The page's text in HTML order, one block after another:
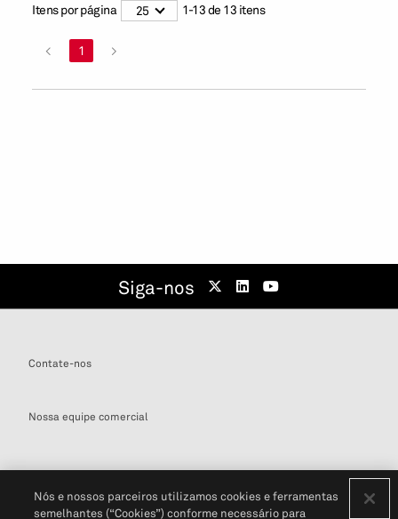
Itens por página 25 1-13de 13 itens
< 1 >
Siga-nos
Contate-nos
Nossa equipe comercial
Nós e nossos parceiros utilizamos cookies e ferramentas
semelhantes (“Cookies”) conforme necessário para